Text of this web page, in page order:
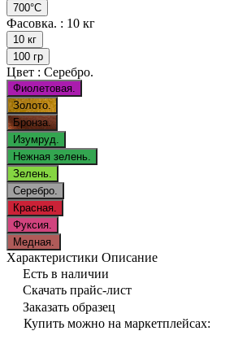
700°C
Фасовка. : 10 кг
10 кг
100 гр
Цвет : Серебро.
Фиолетовая.
Золото.
Бронза.
Изумруд.
Нежная зелень.
Зелень.
Серебро.
Красная.
Фуксия.
Медная.
Характеристики Описание
Есть в наличии
Скачать прайс-лист
Заказать образец
Купить можно на маркетплейсах: